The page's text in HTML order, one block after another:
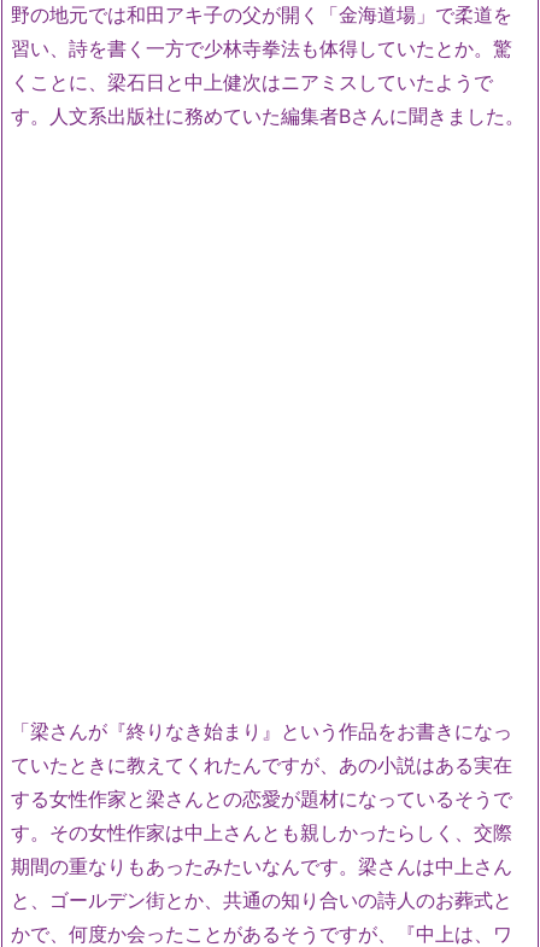
野の地元では和田アキ子の父が開く「金海道場」で柔道を
習い、詩を書く一方で少林寺拳法も体得していたとか。驚
くことに、梁石日と中上健次はニアミスしていたようで
す。人文系出版社に務めていた編集者Bさんに聞きました。
「梁さんが『終りなき始まり』という作品をお書きになっ
ていたときに教えてくれたんですが、あの小説はある実在
する女性作家と梁さんとの恋愛が題材になっているそうで
す。その女性作家は中上さんとも親しかったらしく、交際
期間の重なりもあったみたいなんです。梁さんは中上さん
と、ゴールデン街とか、共通の知り合いの詩人のお葬式と
かで、何度か会ったことがあるそうですが、『中上は、ワ